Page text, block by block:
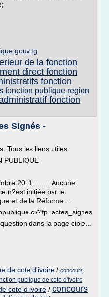
de la fonction
direct fonction
fonction
fonction publique region
fonction
Signés -
Tous les liens utiles
PUBLIQUE
2011 ::....:: Aucune
n?est initiée par le
et de la Réforme ...
?fp=actes_signes
dans la page cible...
de cote d'ivoire / concours
publique de cote d'ivoire
cote d ivoire / concours